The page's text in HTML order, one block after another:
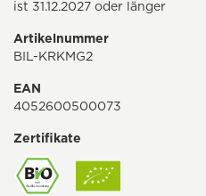
ist 31.12.2027 oder länger
Artikelnummer
BIL-KRKMG2
EAN
4052600500073
Zertifikate